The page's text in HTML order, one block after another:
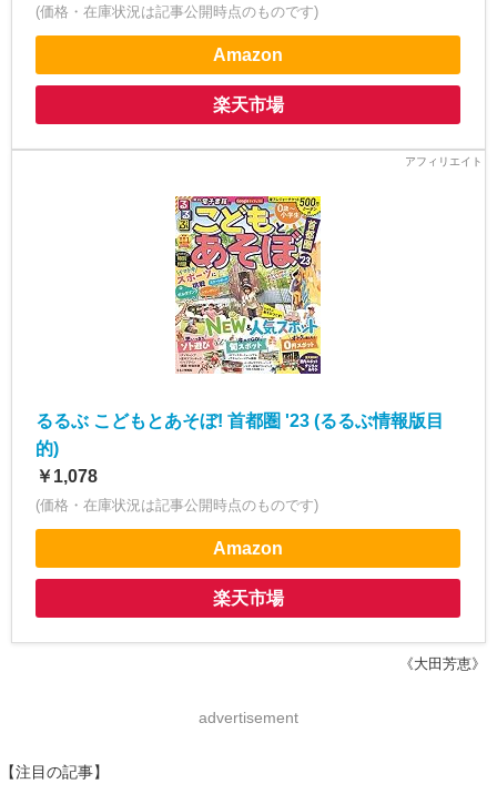
(価格・在庫状況は記事公開時点のものです)
Amazon
楽天市場
るるぶ こどもとあそぼ! 首都圏 '23 (るるぶ情報版目
的)
￥1,078
(価格・在庫状況は記事公開時点のものです)
Amazon
楽天市場
《大田芳恵》
advertisement
【注目の記事】